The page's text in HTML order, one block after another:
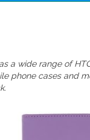
a wide range of
phone cases and